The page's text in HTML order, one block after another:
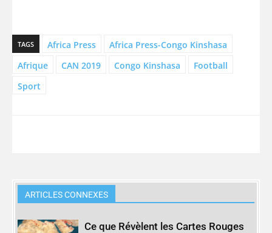
TAGS Africa Press
Africa Press-Congo Kinshasa
Afrique
CAN 2019 Congo Kinshasa
Football
Sport
ARTICLES CONNEXES
Ce que Révèlent les Cartes Rouges